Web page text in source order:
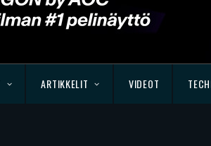
ARTIKKELIT VIDEOT